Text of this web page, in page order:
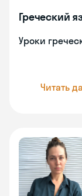
Греческий
Уроки
Читать